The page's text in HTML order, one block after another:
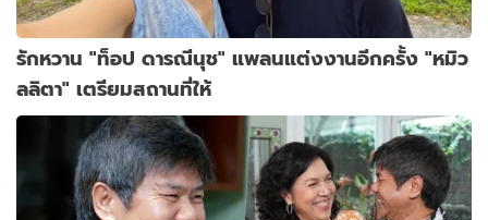
รักหวาน "ท็อป ดารณีนุช" แพลนแต่งงานอีกครั้ง "หมิว
ลลิตา" เตรียมสถานที่ให้